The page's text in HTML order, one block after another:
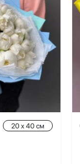
20 x 40 см